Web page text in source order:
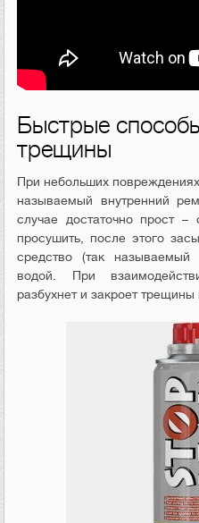
Быстрые
трещины
При небольших
называемый внутренний
случае достаточно прост –
просушить, после этого
средство (так называемый
водой. При
разбухнет и закроет трещины